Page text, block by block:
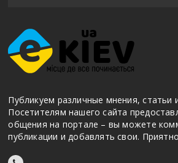
Публикуем различные мнения, статьи
Посетителям нашего сайта
общения на портале – вы можете
публикации и добавлять свои.